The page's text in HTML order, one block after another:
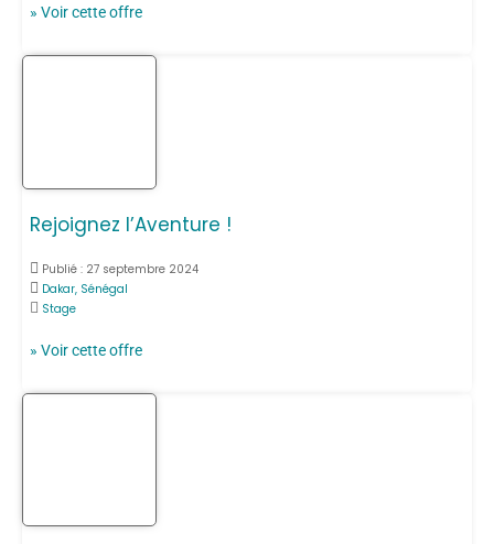
» Voir cette offre
Rejoignez l’Aventure !
Publié : 27 septembre 2024
Dakar, Sénégal
Stage
» Voir cette offre